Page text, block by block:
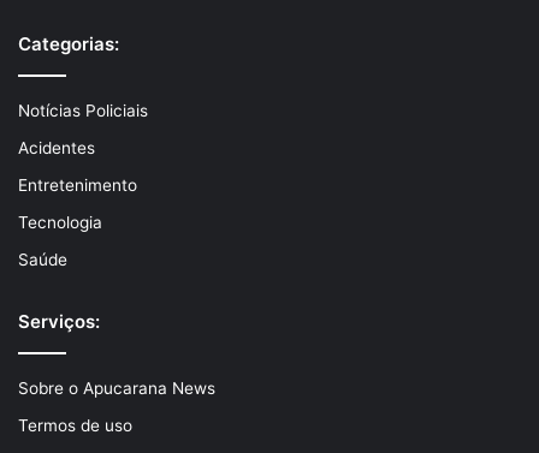
Categorias:
Notícias Policiais
Acidentes
Entretenimento
Tecnologia
Saúde
Serviços:
Sobre o Apucarana News
Termos de uso